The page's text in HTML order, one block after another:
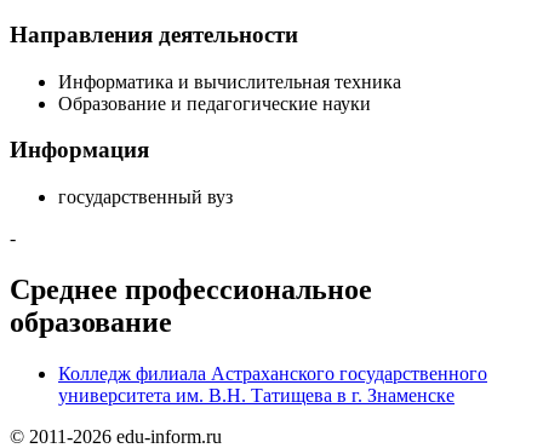
Направления деятельности
Информатика и вычислительная техника
Образование и педагогические науки
Информация
государственный вуз
-
Среднее профессиональное
образование
Колледж филиала Астраханского государственного
университета им. В.Н. Татищева в г. Знаменске
© 2011-2026 edu-inform.ru